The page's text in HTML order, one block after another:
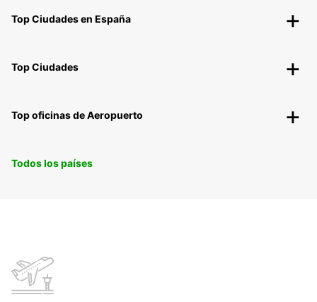
Top Ciudades en España
Top Ciudades
Top oficinas de Aeropuerto
Todos los países